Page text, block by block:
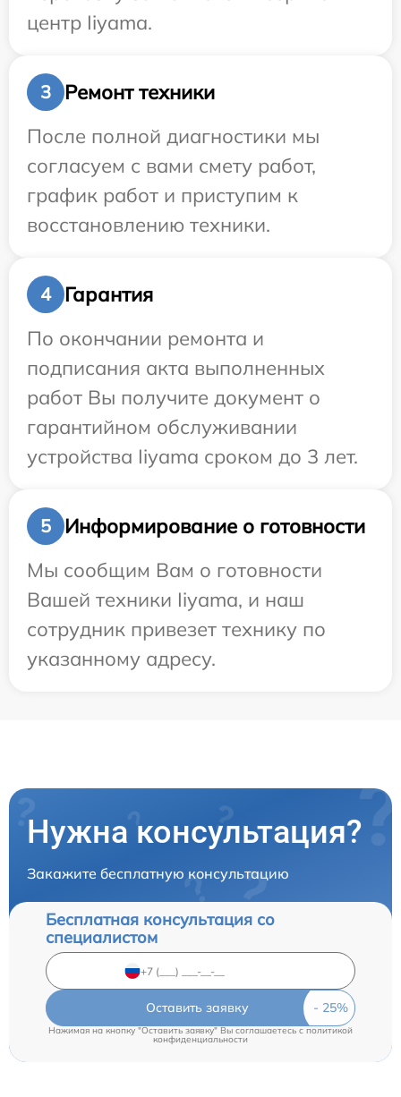
центр Iiyama.
3
Ремонт техники
После полной диагностики мы
согласуем с вами смету работ,
график работ и приступим к
восстановлению техники.
4
Гарантия
По окончании ремонта и
подписания акта выполненных
работ Вы получите документ о
гарантийном обслуживании
устройства Iiyama сроком до 3 лет.
5
Информирование о готовности
Мы сообщим Вам о готовности
Вашей техники Iiyama, и наш
сотрудник привезет технику по
указанному адресу.
Нужна консультация?
Закажите бесплатную консультацию
Бесплатная консультация со
специалистом
Оставить заявку
Нажимая на кнопку "Оставить заявку" Вы соглашаетесь c политикой
конфиденциальности